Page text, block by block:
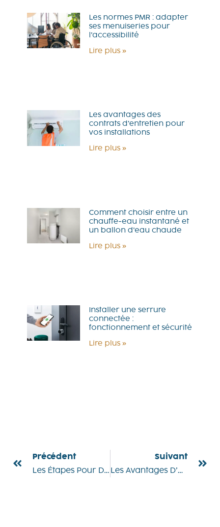
Les normes PMR : adapter
ses menuiseries pour
l’accessibilité
Lire plus »
Les avantages des
contrats d’entretien pour
vos installations
Lire plus »
Comment choisir entre un
chauffe-eau instantané et
un ballon d’eau chaude
Lire plus »
Installer une serrure
connectée :
fonctionnement et sécurité
Lire plus »
Précédent
Les Étapes Pour Déboucher Efficacement Un Évier Ou Un Lavabo
Suivant
Les Avantages D’une Porte Blindée Pour Votre Sécurité